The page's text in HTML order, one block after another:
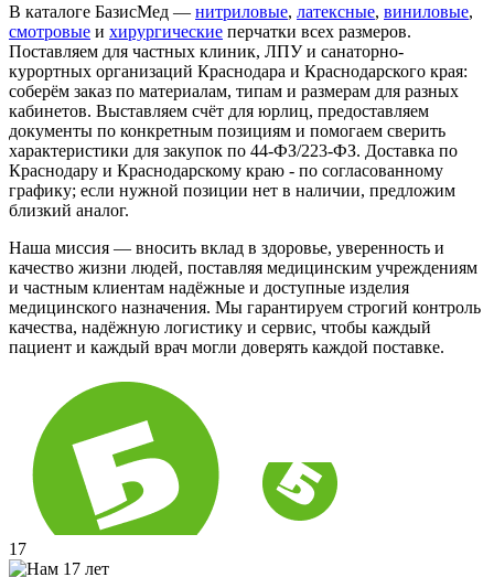
В каталоге БазисМед — нитриловые, латексные, виниловые,
смотровые и хирургические перчатки всех размеров.
Поставляем для частных клиник, ЛПУ и санаторно-
курортных организаций Краснодара и Краснодарского края:
соберём заказ по материалам, типам и размерам для разных
кабинетов. Выставляем счёт для юрлиц, предоставляем
документы по конкретным позициям и помогаем сверить
характеристики для закупок по 44-ФЗ/223-ФЗ. Доставка по
Краснодару и Краснодарскому краю - по согласованному
графику; если нужной позиции нет в наличии, предложим
близкий аналог.
Наша миссия — вносить вклад в здоровье, уверенность и
качество жизни людей, поставляя медицинским учреждениям
и частным клиентам надёжные и доступные изделия
медицинского назначения. Мы гарантируем строгий контроль
качества, надёжную логистику и сервис, чтобы каждый
пациент и каждый врач могли доверять каждой поставке.
17